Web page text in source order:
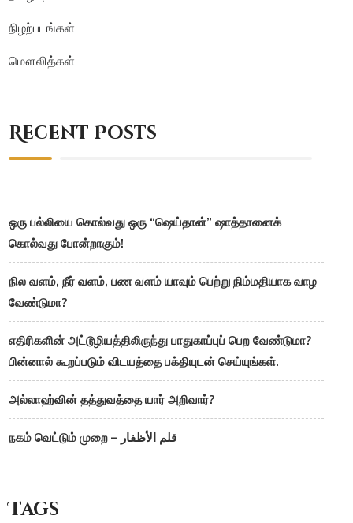
நிழற்படங்கள்
மௌலித்கள்
Recent Posts
ஒரு பல்லியை கொல்வது ஒரு “ஷெய்தான்” ஷாத்தானைக்
கொல்வது போன்றாகும்!
நில வளம், நீர் வளம், பண வளம் யாவும் பெற்று நிம்மதியாக வாழ
வேண்டுமா?
எதிரிகளின் அட்டூழியத்திலிருந்து பாதுகாப்புப் பெற வேண்டுமா?
பின்னால் கூறப்படும் விடயத்தை பக்தியுடன் செய்யுங்கள்.
அல்லாஹ்வின் தத்துவத்தை யார் அறிவார்?
நகம் வெட்டும் முறை – قلم الأظفار
Tags